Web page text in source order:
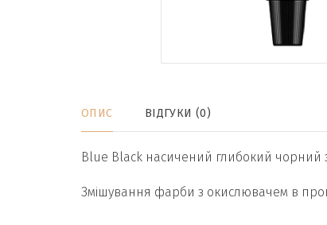
ОПИС ВІДГУКИ (0)
Blue Black насичений глибокий чорний
Змішування фарби з окислювачем в